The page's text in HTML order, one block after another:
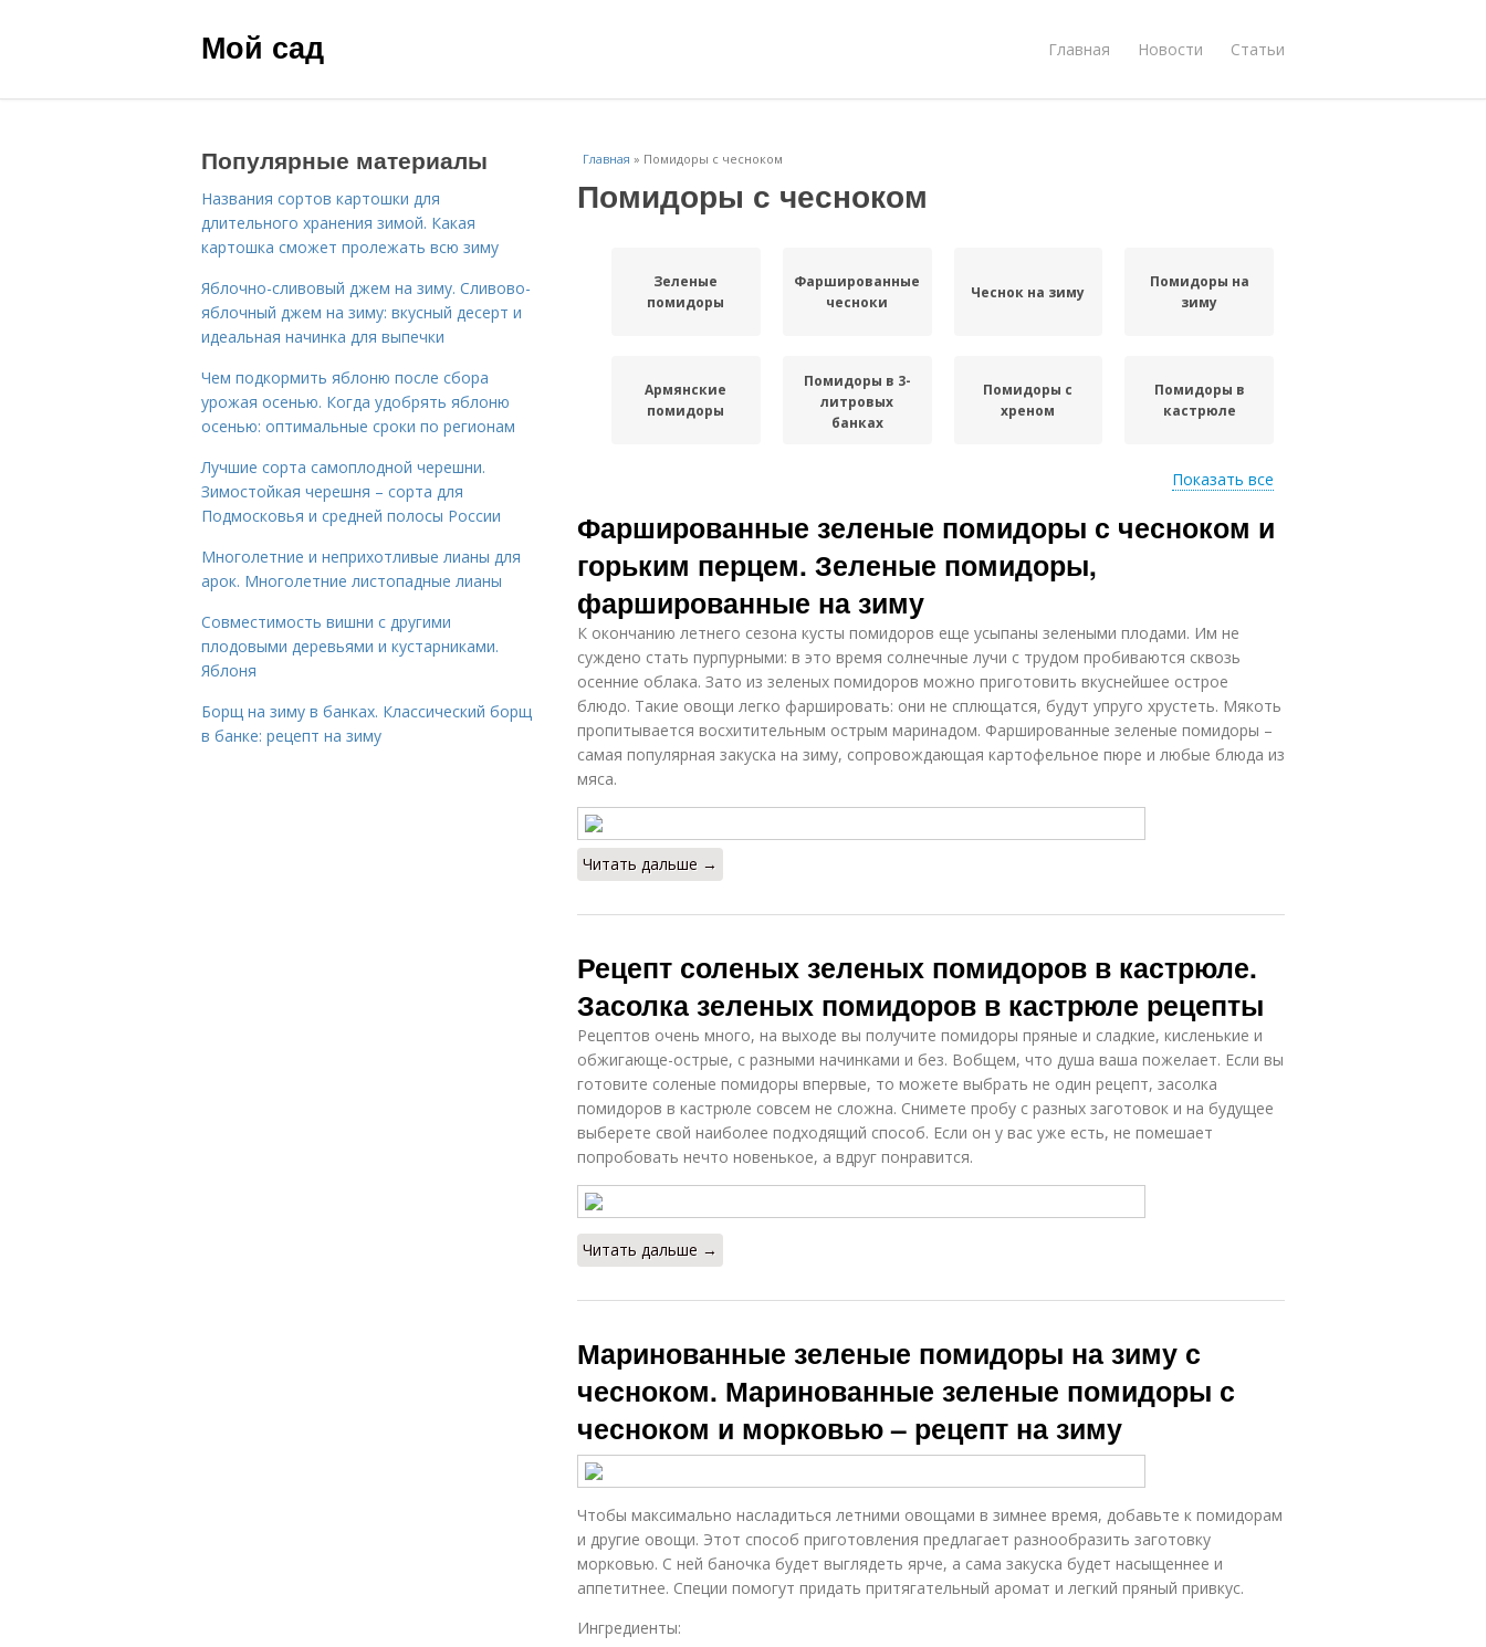
Мой сад Главная Новости Статьи
Главная » Помидоры с чесноком
Помидоры с чесноком
Зеленые
помидоры
Фаршированные
чесноки
Чеснок на зиму
Помидоры на
зиму
Армянские
помидоры
Помидоры в 3-
литровых
банках
Помидоры с
хреном
Помидоры в
кастрюле
помидором
помидор
хреном
Помидор на
зиму
Помидоры с
перцем
снегом
чесноком
Помидоры через
мясорубку
Помидоры с
чесночной
начинкой
Помидоры в
снегу
Консервированные
помидоры
помидоры
помидоры
чесноком
заливке
Салат из
помидор
Помидоры с
острым перцем
Помидор с
овощами
Икры из зелёных
помидор
Фаршированные
помидоры
Квашеные
помидоры
Ингредиенты
помидоры
Помидоры в
Помидоры с
уксусом
Малосольные
помидоры
Помидоры без
уксуса
Помидор в
кастрюле
пластиковом
пластиковой
холодном
Помидоры в
разной таре
Помидоры с
острой
Приготовления
с чесноком
Армянчики из
зеленых
Показать все
Фаршированные зеленые помидоры с чесноком и
горьким перцем. Зеленые помидоры,
фаршированные на зиму
К окончанию летнего сезона кусты помидоров еще усыпаны зелеными плодами. Им не
суждено стать пурпурными: в это время солнечные лучи с трудом пробиваются сквозь
осенние облака. Зато из зеленых помидоров можно приготовить вкуснейшее острое
блюдо. Такие овощи легко фаршировать: они не сплющатся, будут упруго хрустеть. Мякоть
пропитывается восхитительным острым маринадом. Фаршированные зеленые помидоры –
самая популярная закуска на зиму, сопровождающая картофельное пюре и любые блюда из
мяса.
Читать дальше →
Рецепт соленых зеленых помидоров в кастрюле.
Засолка зеленых помидоров в кастрюле рецепты
Рецептов очень много, на выходе вы получите помидоры пряные и сладкие, кисленькие и
обжигающе-острые, с разными начинками и без. Вобщем, что душа ваша пожелает. Если вы
готовите соленые помидоры впервые, то можете выбрать не один рецепт, засолка
помидоров в кастрюле совсем не сложна. Снимете пробу с разных заготовок и на будущее
выберете свой наиболее подходящий способ. Если он у вас уже есть, не помешает
попробовать нечто новенькое, а вдруг понравится.
Читать дальше →
Маринованные зеленые помидоры на зиму с
чесноком. Маринованные зеленые помидоры с
чесноком и морковью – рецепт на зиму
Чтобы максимально насладиться летними овощами в зимнее время, добавьте к помидорам
и другие овощи. Этот способ приготовления предлагает разнообразить заготовку
морковью. С ней баночка будет выглядеть ярче, а сама закуска будет насыщеннее и
аппетитнее. Специи помогут придать притягательный аромат и легкий пряный привкус.
Ингредиенты:
Популярные материалы
Названия сортов картошки для
длительного хранения зимой. Какая
картошка сможет пролежать всю зиму
Яблочно-сливовый джем на зиму. Сливово-
яблочный джем на зиму: вкусный десерт и
идеальная начинка для выпечки
Чем подкормить яблоню после сбора
урожая осенью. Когда удобрять яблоню
осенью: оптимальные сроки по регионам
Лучшие сорта самоплодной черешни.
Зимостойкая черешня – сорта для
Подмосковья и средней полосы России
Многолетние и неприхотливые лианы для
арок. Многолетние листопадные лианы
Совместимость вишни с другими
плодовыми деревьями и кустарниками.
Яблоня
Борщ на зиму в банках. Классический борщ
в банке: рецепт на зиму